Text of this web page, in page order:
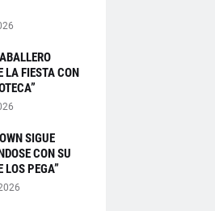
LA FIESTA CON
SIGUE
CON SU
LOS PEGA”